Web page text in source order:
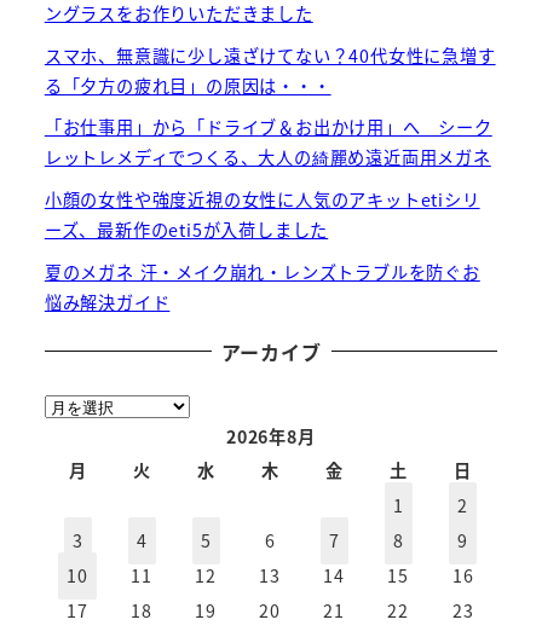
ングラスをお作りいただきました
スマホ、無意識に少し遠ざけてない？40代女性に急増す
る「夕方の疲れ目」の原因は・・・
「お仕事用」から「ドライブ＆お出かけ用」へ シーク
レットレメディでつくる、大人の綺麗め遠近両用メガネ
小顔の女性や強度近視の女性に人気のアキットetiシリ
ーズ、最新作のeti5が入荷しました
夏のメガネ 汗・メイク崩れ・レンズトラブルを防ぐお
悩み解決ガイド
アーカイブ
ア
2026年8月
月
火 水 木 金 土
日
1
2
3
4 5 6 7 8
9
10
11 12 13 14 15
16
17
18 19 20 21 22
23